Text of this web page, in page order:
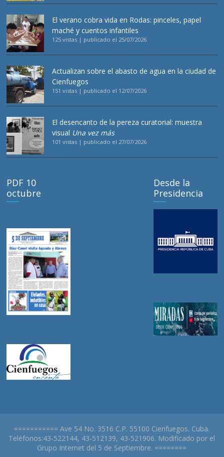
El verano cobra vida en Rodas: pinceles, papel
maché y cuentos infantiles
125 vistas | publicado el 25/07/2026
Actualizan sobre el abasto de agua en la ciudad de
Cienfuegos
151 vistas | publicado el 12/07/2026
El desencanto de la pereza curatorial: muestra
visual Una vez más
101 vistas | publicado el 27/07/2026
PDF 10
octubre
Desde la
Presidencia
=========== Ave 54 No. 3516 C.P. 55100 Cienfuegos. Cuba.
Teléfonos:43-522144, 43-512139, 43-521906. Modificado por el
Grupo Internet del 5 de Septiembre. ========